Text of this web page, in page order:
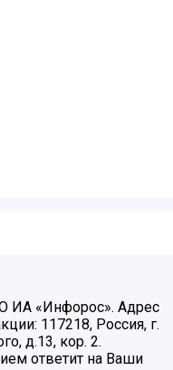
ИА «Инфорос». Адрес
117218, Россия, г.
д.13, кор. 2.
ответит на Ваши